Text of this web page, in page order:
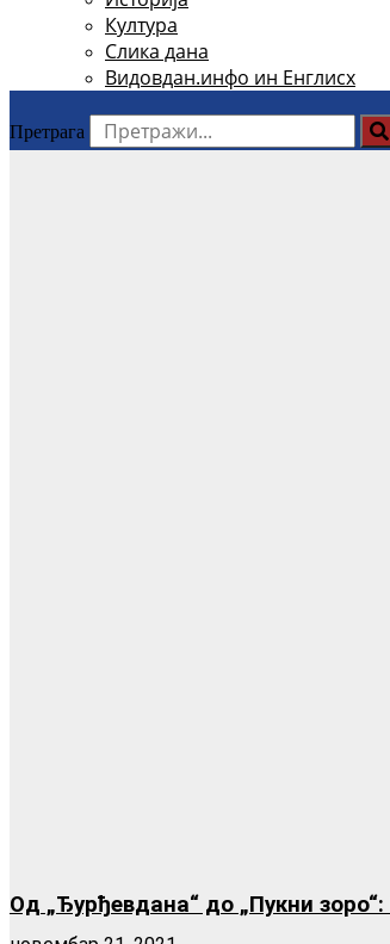
Култура
Слика дана
Видовдан.инфо ин Енглисх
Претрага
Од „Ђурђевдана“ до „Пукни